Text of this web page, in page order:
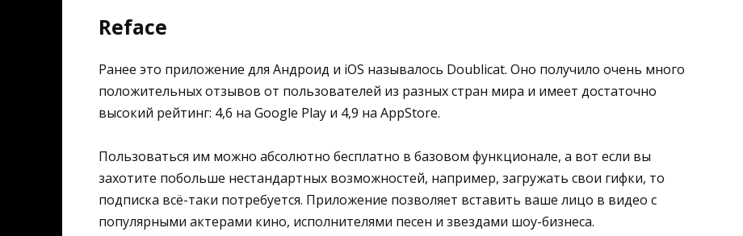
Reface
Ранее это приложение для Андроид и iOS называлось Doublicat. Оно получило очень много
положительных отзывов от пользователей из разных стран мира и имеет достаточно
высокий рейтинг: 4,6 на Google Play и 4,9 на AppStore.
Пользоваться им можно абсолютно бесплатно в базовом функционале, а вот если вы
захотите побольше нестандартных возможностей, например, загружать свои гифки, то
подписка всё-таки потребуется. Приложение позволяет вставить ваше лицо в видео с
популярными актерами кино, исполнителями песен и звездами шоу-бизнеса.